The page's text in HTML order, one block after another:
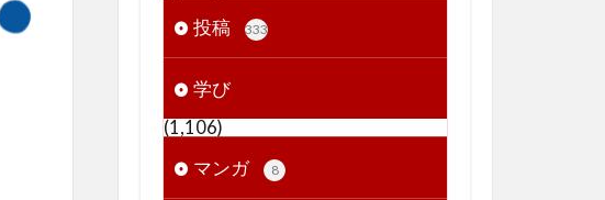
投稿
333
学び
(1,106)
マンガ
8